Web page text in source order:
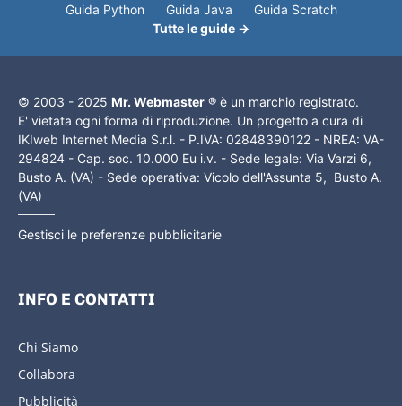
Guida Python
Guida Java
Guida Scratch
Tutte le guide →
© 2003 - 2025 Mr. Webmaster ® è un marchio registrato.
E' vietata ogni forma di riproduzione. Un progetto a cura di
IKIweb Internet Media S.r.l. - P.IVA: 02848390122 - NREA: VA-
294824 - Cap. soc. 10.000 Eu i.v. - Sede legale: Via Varzi 6,
Busto A. (VA) - Sede operativa: Vicolo dell'Assunta 5, Busto A.
(VA)
Gestisci le preferenze pubblicitarie
INFO E CONTATTI
Chi Siamo
Collabora
Pubblicità